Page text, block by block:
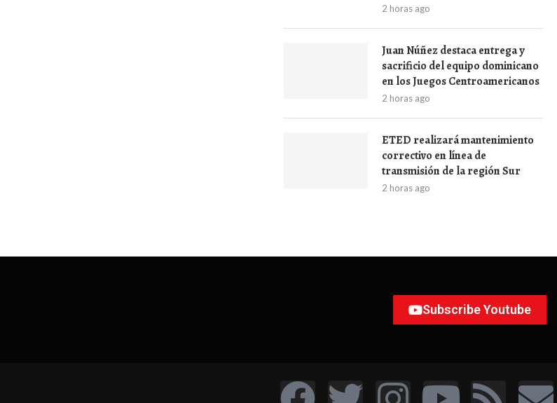
2 horas ago
Juan Núñez destaca entrega y
sacrificio del equipo dominicano
en los Juegos Centroamericanos
2 horas ago
ETED realizará mantenimiento
correctivo en línea de
transmisión de la región Sur
2 horas ago
Subscribe Youtube